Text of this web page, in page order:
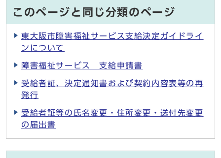
このページと同じ分類のページ
東大阪市障害福祉サービス支給決定ガイドライ
ンについて
障害福祉サービス 支給申請書
受給者証、決定通知書および契約内容表等の再
発行
受給者証等の氏名変更・住所変更・送付先変更
の届出書